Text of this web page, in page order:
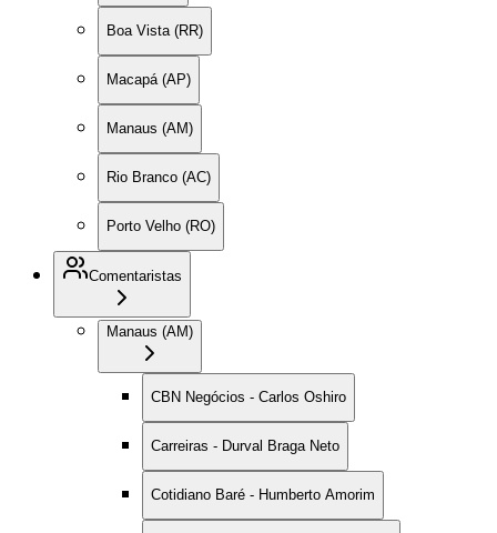
Boa Vista (RR)
Macapá (AP)
Manaus (AM)
Rio Branco (AC)
Porto Velho (RO)
Comentaristas
Manaus (AM)
CBN Negócios - Carlos Oshiro
Carreiras - Durval Braga Neto
Cotidiano Baré - Humberto Amorim